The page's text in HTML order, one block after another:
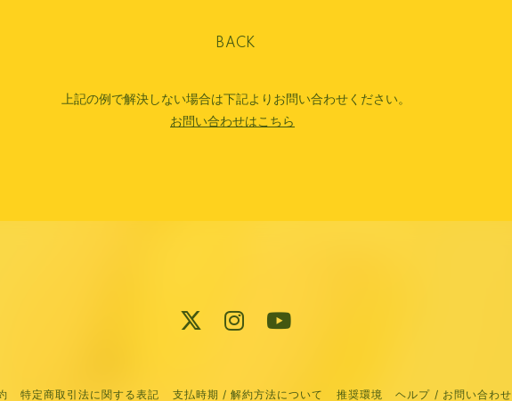
BACK
上記の例で解決しない場合は下記よりお問い合わせください。
お問い合わせはこちら
特定商取引法に関する表記 支払時期 / 解約方法について 推奨環境 ヘルプ / お問い合わせ